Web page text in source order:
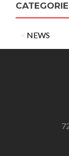
CATEGORIE
NEWS